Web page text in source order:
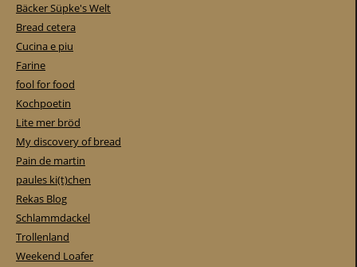
Bäcker Süpke's Welt
Bread cetera
Cucina e piu
Farine
fool for food
Kochpoetin
Lite mer bröd
My discovery of bread
Pain de martin
paules ki(t)chen
Rekas Blog
Schlammdackel
Trollenland
Weekend Loafer